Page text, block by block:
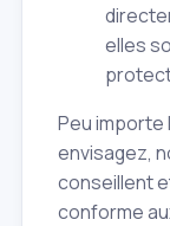
elles
Peu importe
envisagez,
conseillent
conforme